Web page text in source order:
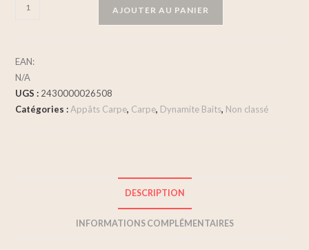
AJOUTER AU PANIER
EAN:
N/A
UGS : 2430000026508
Catégories :Appâts Carpe, Carpe, Dynamite Baits, Non classé
DESCRIPTION
INFORMATIONS COMPLÉMENTAIRES